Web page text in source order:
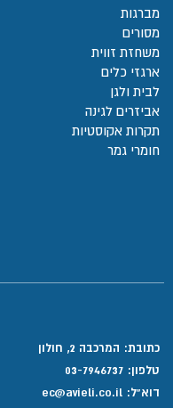
מברגות
מסורים
משחזת זווית
ארגזי כלים
לבית ולגן
אביזרים לגינה
תקרות אקוסטיות
חומרי גמר
כתובת: המרכבה 2, חולון
טלפון: 03-7946737
דוא”ל: